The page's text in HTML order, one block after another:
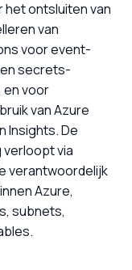
het ontsluiten van
van
voor event-
secrets-
en voor
van Azure
Insights. De
via
verantwoordelijk
Azure,
subnets,